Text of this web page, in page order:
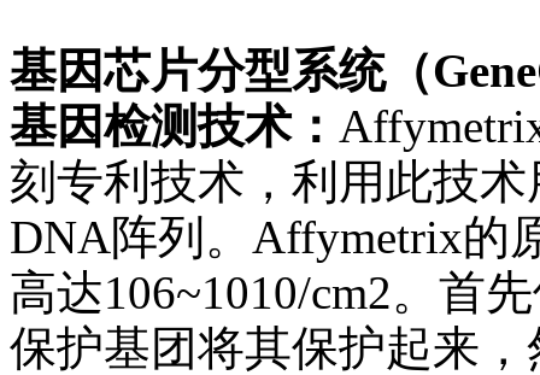
基因芯片分型系统（
基因检测技术：
刻专利技术，利用此技
DNA阵列。Affymetrix的
高达106~1010/cm2。首
保护基团将其保护起来